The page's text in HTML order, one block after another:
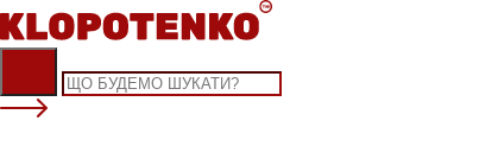
Skip
to
content